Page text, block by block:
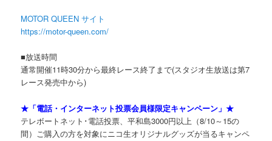
MOTOR QUEEN サイト
https://motor-queen.com/
■放送時間
通常開催11時30分から最終レース終了まで(スタジオ生放送は第7
レース発売中から)
★「電話・インターネット投票会員様限定キャンペーン」★
テレボートネット･電話投票、平和島3000円以上（8/10～15の
間）ご購入の方を対象にニコ生オリジナルグッズが当るキャンペ